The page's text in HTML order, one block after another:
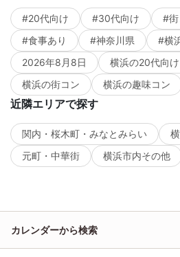
#20代向け #30代向け #街
#食事あり
#神奈川県 #横
2026年8月8日
横浜の20代向け
横浜の街コン
横浜の趣味コン
近隣エリアで探す
関内・桜木町・みなとみらい
元町・中華街
横浜市内その他
カレンダーから検索